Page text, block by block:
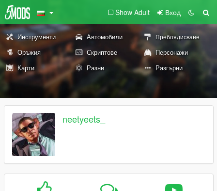
Show Adult Вход
Инструменти Автомобили Пребоядисване
Оръжия Скриптове
Персонажи
Карти
Разни Разгърни
neetyeets_